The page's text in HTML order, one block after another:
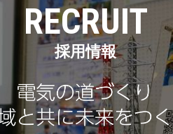
RECRUIT
採用情報